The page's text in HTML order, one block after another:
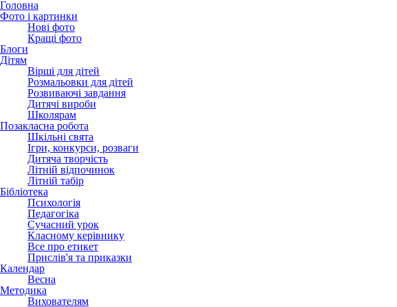
Головна
Фото і картинки
Нові фото
Кращі фото
Блоги
Дітям
Вірші для дітей
Розмальовки для дітей
Розвиваючі завдання
Дитячі вироби
Школярам
Позакласна робота
Шкільні свята
Ігри, конкурси, розваги
Дитяча творчість
Літній відпочинок
Літній табір
Бібліотека
Психологія
Педагогіка
Сучасний урок
Класному керівнику
Все про етикет
Прислів'я та приказки
Календар
Весна
Методика
Вихователям